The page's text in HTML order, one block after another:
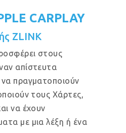
CARPLAY
ZLINK
στους
απίστευτα
πραγματοποιούν
τους Χάρτες,
να έχουν
με μια λέξη ή ένα